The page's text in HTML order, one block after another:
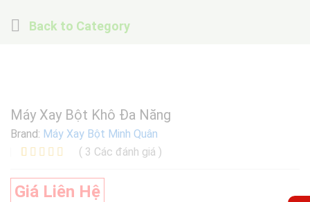
Back to Category
Máy Xay Bột Khô Đa Năng
Brand: Máy Xay Bột Minh Quân
dựa trên
đánh giá
( 3 Các đánh giá )
Giá Liên Hệ